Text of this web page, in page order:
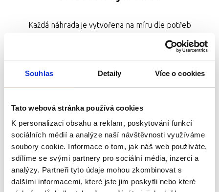
Souhlas Detaily Více o cookies
Tato webová stránka používá cookies
K personalizaci obsahu a reklam, poskytování funkcí
sociálních médií a analýze naší návštěvnosti využíváme
soubory cookie. Informace o tom, jak náš web používáte,
sdílíme se svými partnery pro sociální média, inzerci a
analýzy. Partneři tyto údaje mohou zkombinovat s
dalšími informacemi, které jste jim poskytli nebo které
Každá náhrada je vytvořena na míru dle potřeb
Součástí péče je i následná kontrola a poradenství pro
správnou údržbu.
Jsou k nerozpoznání od pravých zubů
Naše zubní náhrady jsou vytvářeny z prémiových
biokompatibilních materiálů, jako je zirkon či titan.